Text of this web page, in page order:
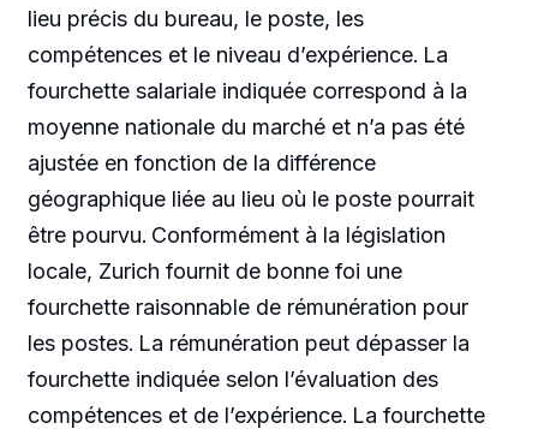
lieu précis du bureau, le poste, les
compétences et le niveau d’expérience. La
fourchette salariale indiquée correspond à la
moyenne nationale du marché et n’a pas été
ajustée en fonction de la différence
géographique liée au lieu où le poste pourrait
être pourvu. Conformément à la législation
locale, Zurich fournit de bonne foi une
fourchette raisonnable de rémunération pour
les postes. La rémunération peut dépasser la
fourchette indiquée selon l’évaluation des
compétences et de l’expérience. La fourchette